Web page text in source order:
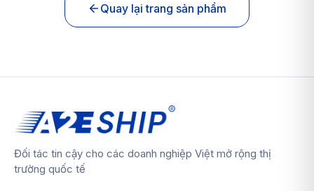
Quay lại trang sản phẩm
Đối tác tin cậy cho các doanh nghiệp Việt mở rộng thị
trường quốc tế